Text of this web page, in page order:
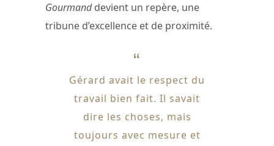
Gourmanddevient un repère, une
tribune d’excellence et de proximité.
Gérard avait le respect du
travail bien fait. Il savait
dire les choses, mais
toujours avec mesure et